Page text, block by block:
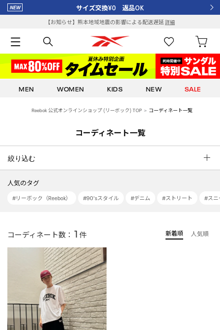
サイズ交換¥0 返品OK
【お知らせ】熊本地域地震の影響による配送遅延詳細
MEN WOMEN KIDS NEW SALE
Reebok 公式オンラインショップ (リーボック) TOP コーディネート一覧
コーディネート一覧
絞り込む
人気のタグ
#リーボック（Reebok） #90'sスタイル #デニム #ストリート #スニ
コーディネート数： 1 件 新着順 人気順